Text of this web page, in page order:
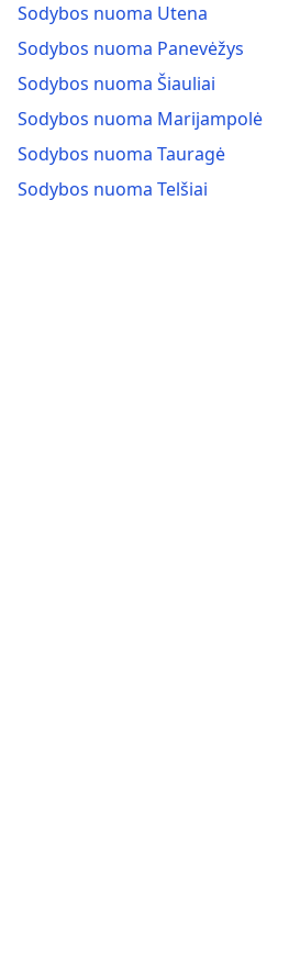
Sodybos nuoma Utena
Sodybos nuoma Panevėžys
Sodybos nuoma Šiauliai
Sodybos nuoma Marijampolė
Sodybos nuoma Tauragė
Sodybos nuoma Telšiai